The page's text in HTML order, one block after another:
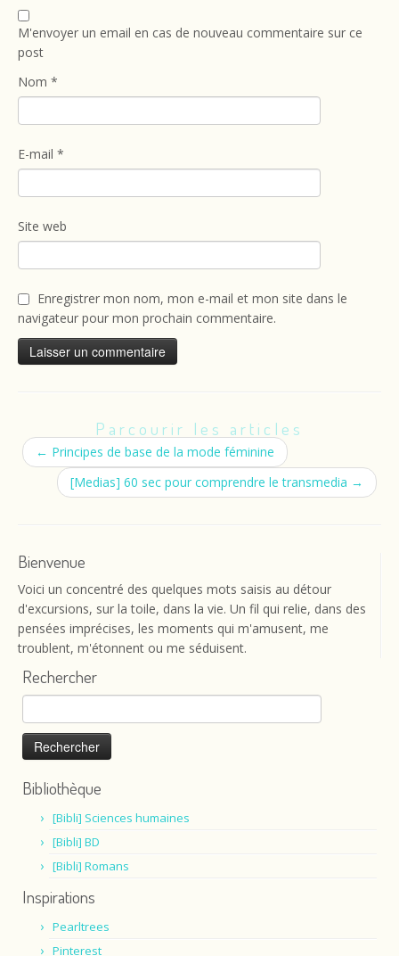
M'envoyer un email en cas de nouveau commentaire sur ce
post
Nom *
E-mail *
Site web
Enregistrer mon nom, mon e-mail et mon site dans le
navigateur pour mon prochain commentaire.
Parcourir les articles
← Principes de base de la mode féminine
[Medias] 60 sec pour comprendre le transmedia →
Bienvenue
Voici un concentré des quelques mots saisis au détour
d'excursions, sur la toile, dans la vie. Un fil qui relie, dans des
pensées imprécises, les moments qui m'amusent, me
troublent, m'étonnent ou me séduisent.
Rechercher
Rechercher :
Bibliothèque
[Bibli] Sciences humaines
[Bibli] BD
[Bibli] Romans
Inspirations
Pearltrees
Pinterest